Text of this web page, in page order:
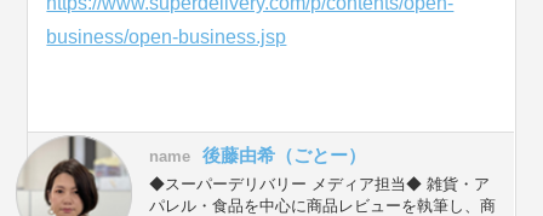
business/open-business.jsp
name 後藤由希（ごとー）
◆スーパーデリバリー メディア担当◆ 雑貨・ア
パレル・食品を中心に商品レビューを執筆し、商